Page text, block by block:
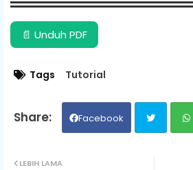
📄 Unduh PDF
Tags Tutorial
Facebook
LEBIH LAMA